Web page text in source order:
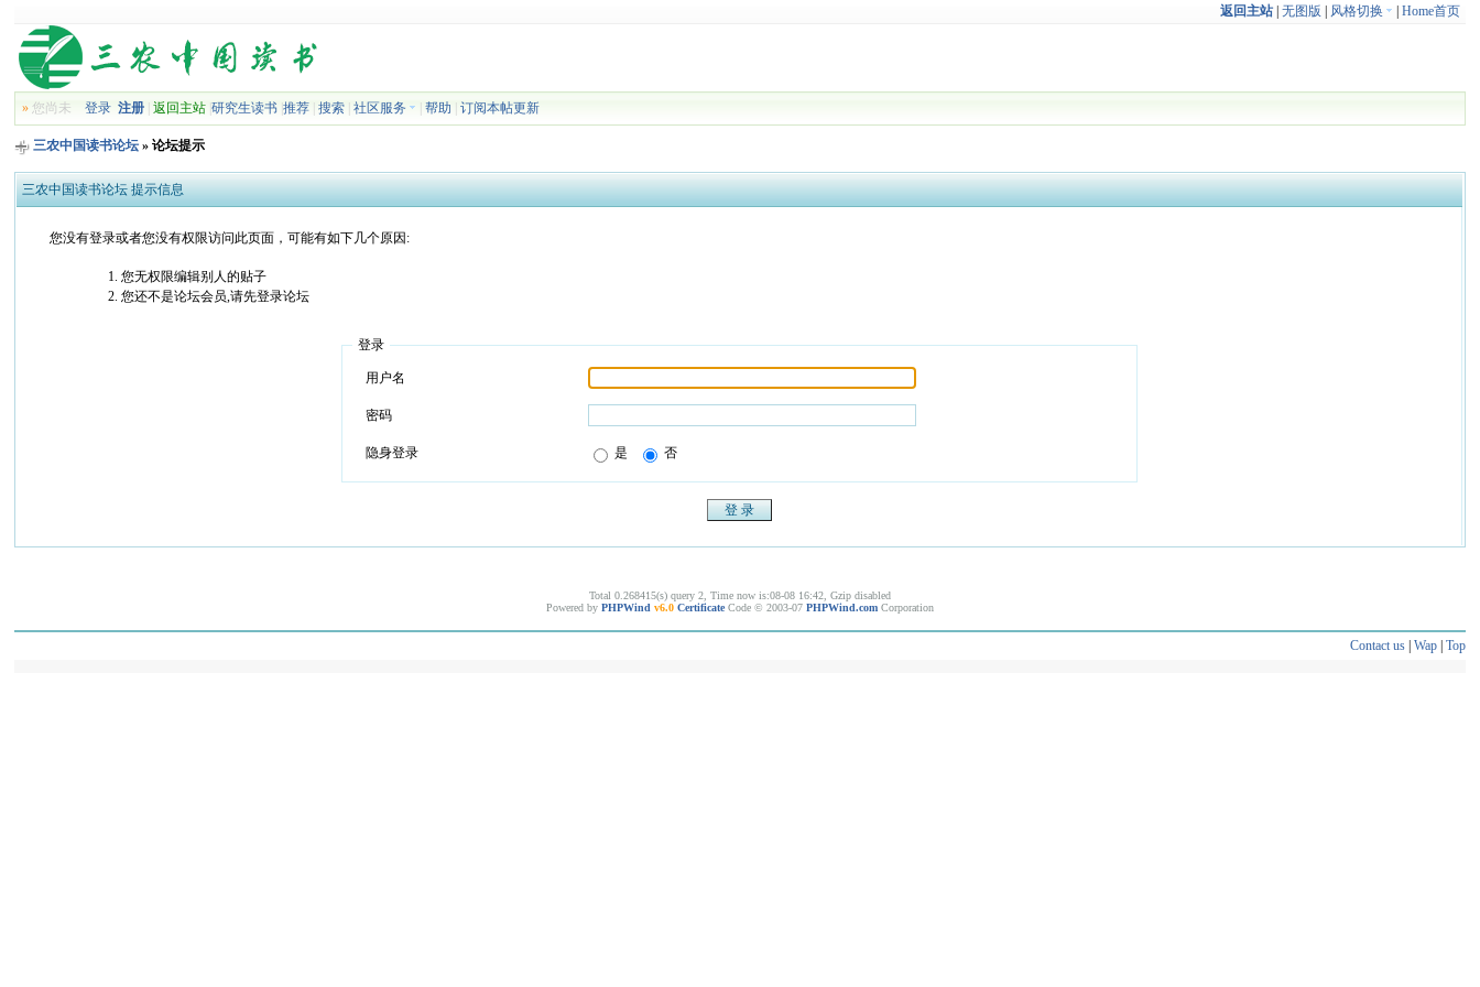
返回主站| 无图版 风格切换 Home首页
» 您尚未登录 注册 |返回主站 |研究生读书 |推荐 |搜索 |社区服务 |帮助 |订阅本帖更新
三农中国读书论坛 » 论坛提示
三农中国读书论坛 提示信息
您没有登录或者您没有权限访问此页面，可能有如下几个原因:
您无权限编辑别人的贴子
您还不是论坛会员,请先登录论坛
登录
用户名
密码
隐身登录 是 否
Total 0.268415(s) query 2, Time now is:08-08 16:42, Gzip disabled
Powered by PHPWind v6.0 Certificate Code © 2003-07 PHPWind.com Corporation
Contact us| Wap| Top